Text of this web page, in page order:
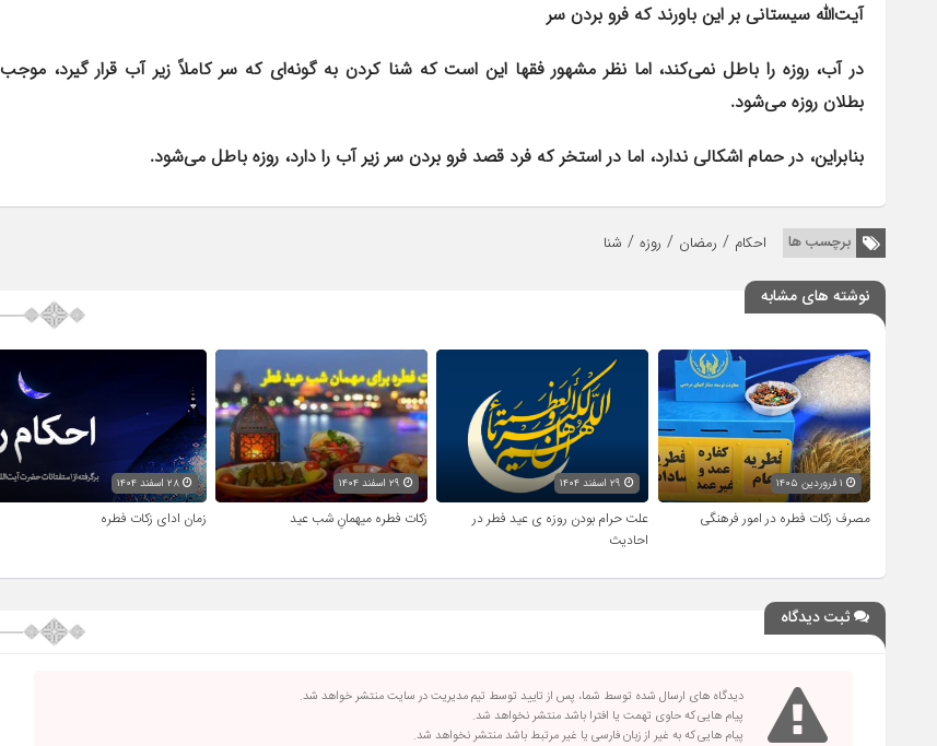
آیت‌الله سیستانی بر این باورند که فرو بردن سر
در آب، روزه را باطل نمی‌کند، اما نظر مشهور فقها این است که شنا کردن به گونه‌ای که سر کاملاً زیر آب قرار گیرد، موجب
بطلان روزه می‌شود.
بنابراین، در حمام اشکالی ندارد، اما در استخر که فرد قصد فرو بردن سر زیر آب را دارد، روزه باطل می‌شود.
برچسب ها احکام / رمضان / روزه / شنا
نوشته های مشابه
مصرف زکات فطره در امور فرهنگی
۲۹ اسفند ۱۴۰۴
علت حرام بودن روزه ی عید فطر در
احادیث
زکات فطره میهمانِ شب عید
۲۸ اسفند ۱۴۰۴
زمان ادای زکات فطره
ثبت دیدگاه
دیدگاه های ارسال شده توسط شما، پس از تایید توسط تیم مدیریت در سایت منتشر خواهد شد.
پیام هایی که حاوی تهمت یا افترا باشد منتشر نخواهد شد.
پیام هایی که به غیر از زبان فارسی یا غیر مرتبط باشد منتشر نخواهد شد.